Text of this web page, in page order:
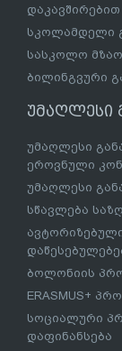
დაკავშირებით
სკოლამდელი
სასკოლო
ბილინგვური
უმაღლესი
უმაღლესი
ეროვნული
უმაღლესი
სწავლება
ბოლონიის
ERASMUS+
სოციალური
დაფინანსება